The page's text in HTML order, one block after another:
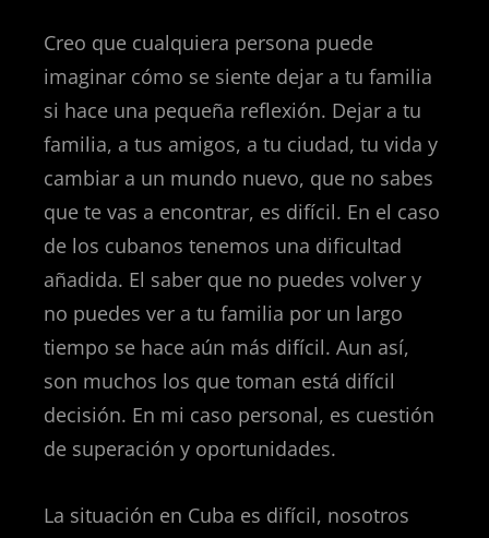
Creo que cualquiera persona puede
imaginar cómo se siente dejar a tu familia
si hace una pequeña reflexión. Dejar a tu
familia, a tus amigos, a tu ciudad, tu vida y
cambiar a un mundo nuevo, que no sabes
que te vas a encontrar, es difícil. En el caso
de los cubanos tenemos una dificultad
añadida. El saber que no puedes volver y
no puedes ver a tu familia por un largo
tiempo se hace aún más difícil. Aun así,
son muchos los que toman está difícil
decisión. En mi caso personal, es cuestión
de superación y oportunidades.
La situación en Cuba es difícil, nosotros